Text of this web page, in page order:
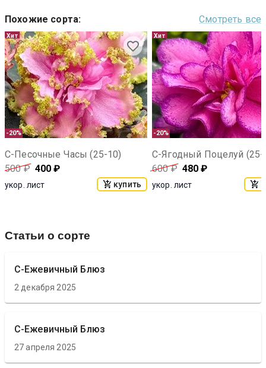
Похожие сорта: Смотреть все
-20%
Хит
С-Песочные Часы (25-10)
500₽ 400 ₽
укор. лист купить
-20%
Хит
С-Ягодный Поцелуй (25-
600₽ 480 ₽
укор. лист
Статьи о сорте
С-Ежевичный Блюз
2 декабря 2025
С-Ежевичный Блюз
27 апреля 2025